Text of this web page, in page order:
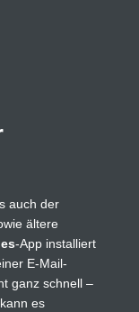
auch der
ältere
-App installiert
E-Mail-
ganz schnell –
es